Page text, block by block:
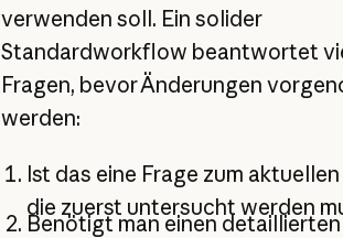
verwenden soll. Ein solider
Standardworkflow beantwortet
Fragen, bevor Änderungen
werden:
Ist das eine Frage zum
die zuerst untersucht werden
Benötigt man einen